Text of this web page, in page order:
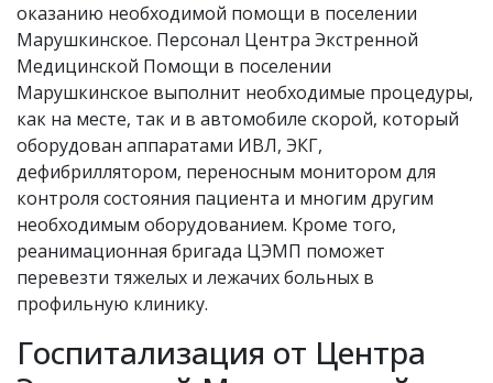
оказанию необходимой помощи в поселении
Марушкинское. Персонал Центра Экстренной
Медицинской Помощи в поселении
Марушкинское выполнит необходимые процедуры,
как на месте, так и в автомобиле скорой, который
оборудован аппаратами ИВЛ, ЭКГ,
дефибриллятором, переносным монитором для
контроля состояния пациента и многим другим
необходимым оборудованием. Кроме того,
реанимационная бригада ЦЭМП поможет
перевезти тяжелых и лежачих больных в
профильную клинику.
Госпитализация от Центра